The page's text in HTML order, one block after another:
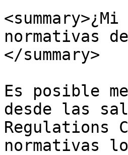
normativas
</summary>
Es posible
desde las
Regulations
normativas